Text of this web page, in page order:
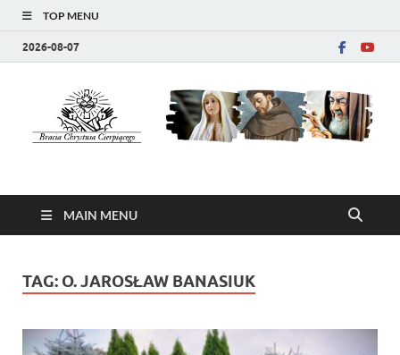
TOP MENU
2026-08-07
Bracia Chrystusa
Cierpiącego (SFCHP)
MAIN MENU
TAG: O. JAROSŁAW BANASIUK